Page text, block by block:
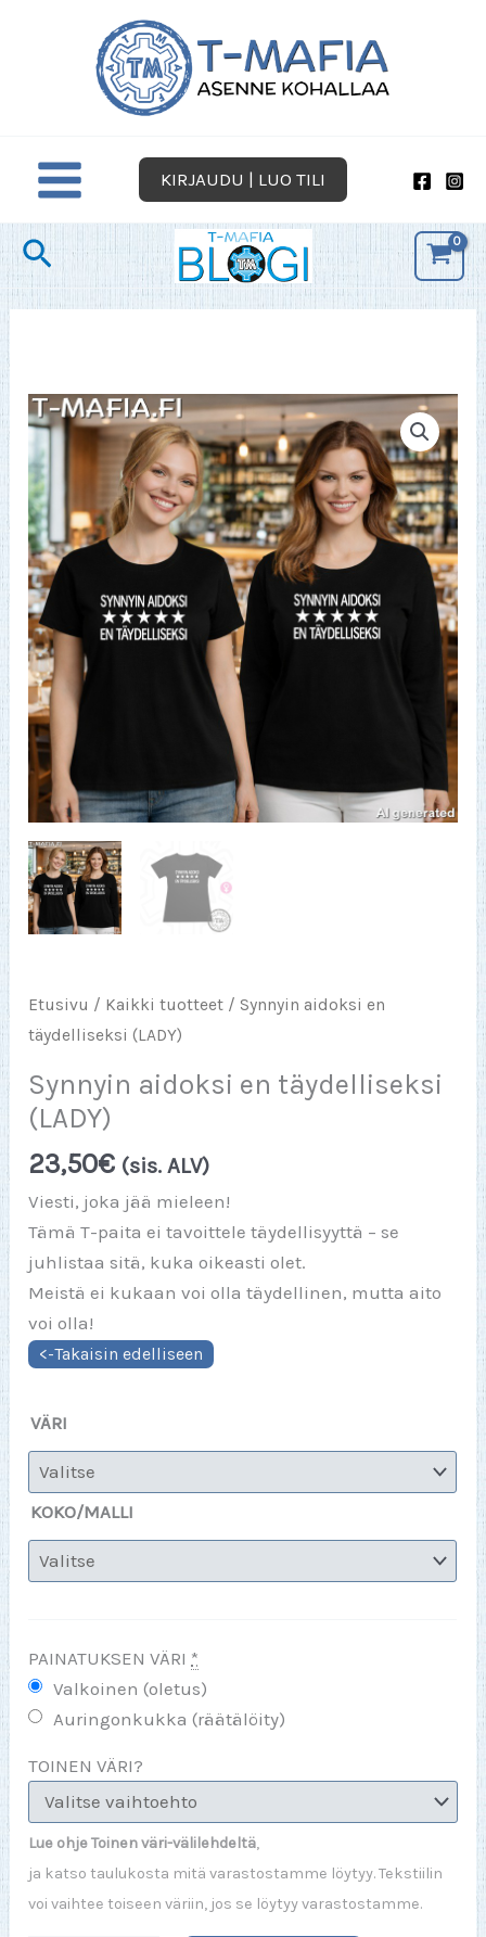
KIRJAUDU | LUO TILI
Hae
Etusivu / Kaikki tuotteet / Synnyin aidoksi en
täydelliseksi (LADY)
Synnyin aidoksi en täydelliseksi
(LADY)
23,50€ (sis. ALV)
Viesti, joka jää mieleen!
Tämä T-paita ei tavoittele täydellisyyttä – se
juhlistaa sitä, kuka oikeasti olet.
Meistä ei kukaan voi olla täydellinen, mutta aito
voi olla!
VÄRI
KOKO/MALLI
PAINATUKSEN VÄRI *
Valkoinen (oletus)
Auringonkukka (räätälöity)
TOINEN VÄRI?
Lue ohje Toinen väri-välilehdeltä,
ja katso taulukosta mitä varastostamme löytyy. Tekstiilin
voi vaihtee toiseen väriin, jos se löytyy varastostamme.